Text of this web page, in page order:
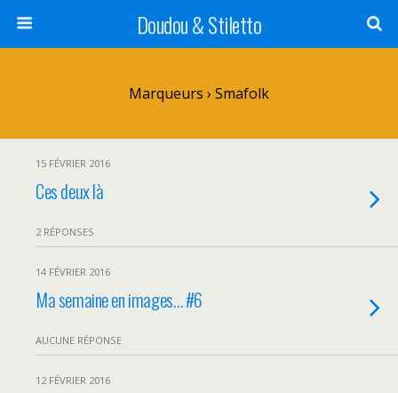
Doudou & Stiletto
Marqueurs › Smafolk
15 FÉVRIER 2016
Ces deux là
2 RÉPONSES
14 FÉVRIER 2016
Ma semaine en images… #6
AUCUNE RÉPONSE
12 FÉVRIER 2016